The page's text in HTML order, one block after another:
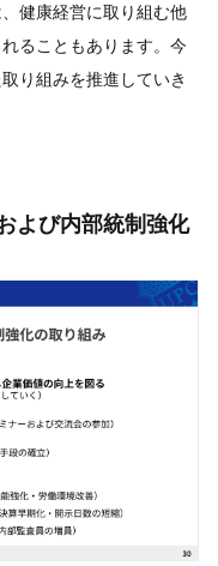
健康経営に取り組む他
ることもあります。今
り組みを推進していき
よび内部統制強化